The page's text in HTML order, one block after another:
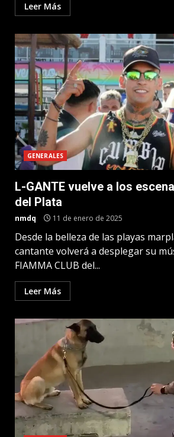
Leer Más
GENERALES
L-GANTE vuelve a los
del Plata
nmdq 11 de enero de 2025
Desde la belleza de las playas
cantante volverá a desplegar su
FIAMMA CLUB del...
Leer Más